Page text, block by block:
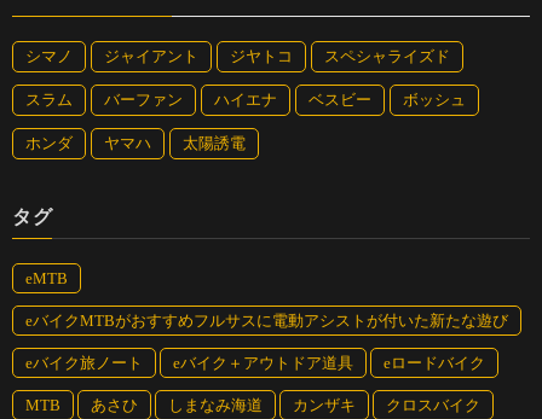
シマノ ジャイアント ジヤトコ スペシャライズド
スラム バーファン ハイエナ ベスビー ボッシュ
ホンダ ヤマハ 太陽誘電
タグ
eMTB
eバイクMTBがおすすめフルサスに電動アシストが付いた新たな遊び
eバイク旅ノート eバイク＋アウトドア道具 eロードバイク
MTB あさひ しまなみ海道 カンザキ クロスバイク